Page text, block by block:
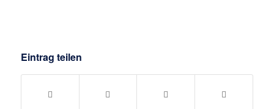
Eintrag teilen